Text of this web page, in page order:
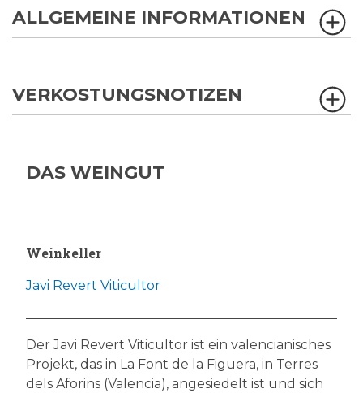
ALLGEMEINE INFORMATIONEN
VERKOSTUNGSNOTIZEN
DAS WEINGUT
Weinkeller
Javi Revert Viticultor
Der Javi Revert Viticultor ist ein valencianisches
Projekt, das in La Font de la Figuera, in Terres
dels Aforins (Valencia), angesiedelt ist und sich